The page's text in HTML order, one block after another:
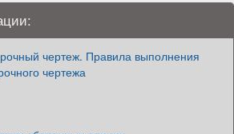
чертеж. Правила выполнения
чертежа